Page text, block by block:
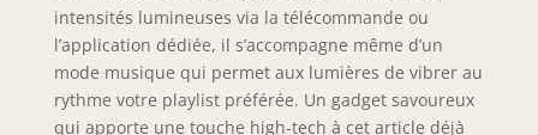
intensités lumineuses via la télécommande ou
l’application dédiée, il s’accompagne même d’un
mode musique qui permet aux lumières de vibrer au
rythme votre playlist préférée. Un gadget savoureux
qui apporte une touche high-tech à cet article déjà